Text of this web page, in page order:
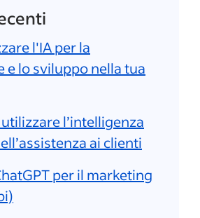
l'IA per la
e lo sviluppo nella tua
l’intelligenza
ai clienti
per il marketing